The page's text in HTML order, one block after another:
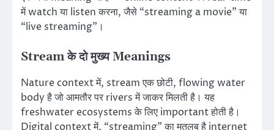
में watch या listen करना, जैसे “streaming a movie” या
“live streaming”।
Stream के दो मुख्य Meanings
Nature context में, stream एक छोटी, flowing water
body है जो आमतौर पर rivers में जाकर मिलती है। यह
freshwater ecosystems के लिए important होती है।
Digital context में, “streaming” का मतलब है internet